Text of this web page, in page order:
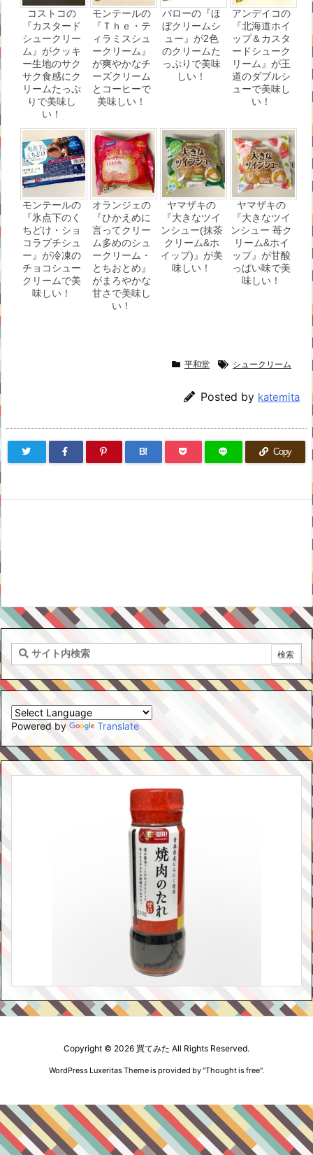
コストコの
『カスタード
シュークリー
ム』がクッキ
ー生地のサク
サク食感にク
リームたっぷ
りで美味し
い！
モンテールの
『Ｔｈｅ・テ
ィラミスシュ
ークリーム』
が爽やかなチ
ーズクリーム
とコーヒーで
美味しい！
バローの『ほ
ぼクリームシ
ュー』が2色
のクリームた
っぷりで美味
しい！
アンデイコの
『北海道ホイ
ップ＆カスタ
ードシューク
リーム』が王
道のダブルシ
ューで美味し
い！
モンテールの
『氷点下のく
ちどけ・ショ
コラプチシュ
ー』が冷凍の
チョコシュー
クリームで美
味しい！
オランジェの
『ひかえめに
言ってクリー
ム多めのシュ
ークリーム・
とちおとめ』
がまろやかな
甘さで美味し
い！
ヤマザキの
『大きなツイ
ンシュー(抹茶
クリーム&ホ
イップ)』が美
味しい！
ヤマザキの
『大きなツイ
ンシュー 苺ク
リーム&ホイ
ップ』が甘酸
っぱい味で美
味しい！
平和堂 シュークリーム
Posted by katemita
B! Copy
Powered by Translate
Copyright © 2026 買てみた All Rights Reserved.
WordPress Luxeritas Theme is provided by "Thought is free".